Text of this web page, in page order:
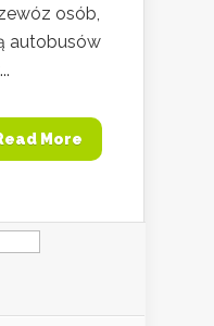
osób,
autobusów
More